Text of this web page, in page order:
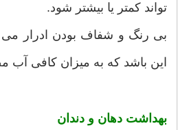
تواند کمتر یا بیشتر شود.
بی رنگ و شفاف بودن ادرار می
این باشد که به میزان کافی
بهداشت دهان و دندان